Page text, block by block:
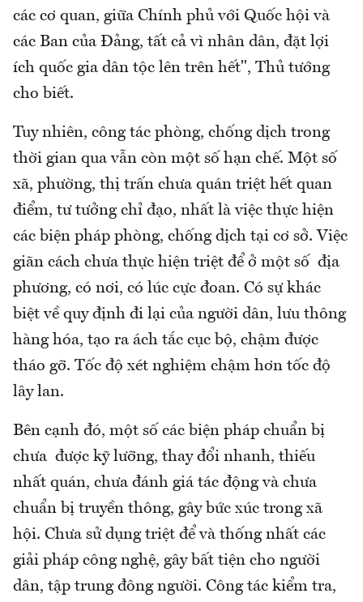
các cơ quan, giữa Chính phủ với Quốc hội và
các Ban của Đảng, tất cả vì nhân dân, đặt lợi
ích quốc gia dân tộc lên trên hết", Thủ tướng
cho biết.
Tuy nhiên, công tác phòng, chống dịch trong
thời gian qua vẫn còn một số hạn chế. Một số
xã, phường, thị trấn chưa quán triệt hết quan
điểm, tư tưởng chỉ đạo, nhất là việc thực hiện
các biện pháp phòng, chống dịch tại cơ sở. Việc
giãn cách chưa thực hiện triệt để ở một số địa
phương, có nơi, có lúc cực đoan. Có sự khác
biệt về quy định đi lại của người dân, lưu thông
hàng hóa, tạo ra ách tắc cục bộ, chậm được
tháo gỡ. Tốc độ xét nghiệm chậm hơn tốc độ
lây lan.
Bên cạnh đó, một số các biện pháp chuẩn bị
chưa được kỹ lưỡng, thay đổi nhanh, thiếu
nhất quán, chưa đánh giá tác động và chưa
chuẩn bị truyền thông, gây bức xúc trong xã
hội. Chưa sử dụng triệt để và thống nhất các
giải pháp công nghệ, gây bất tiện cho người
dân, tập trung đông người. Công tác kiểm tra,